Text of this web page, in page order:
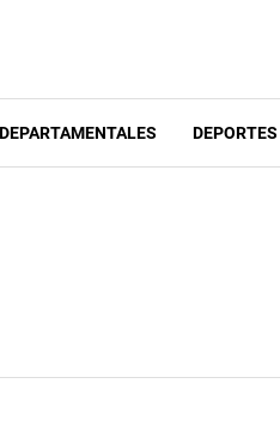
DEPARTAMENTALES DEPORTES